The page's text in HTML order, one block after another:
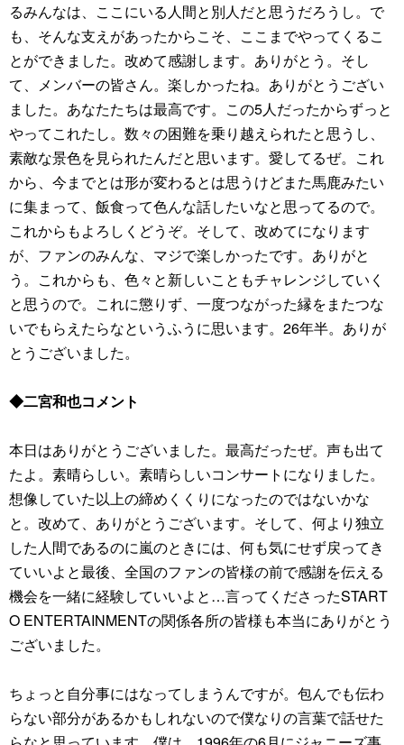
るみんなは、ここにいる人間と別人だと思うだろうし。で
も、そんな支えがあったからこそ、ここまでやってくるこ
とができました。改めて感謝します。ありがとう。そし
て、メンバーの皆さん。楽しかったね。ありがとうござい
ました。あなたたちは最高です。この5人だったからずっと
やってこれたし。数々の困難を乗り越えられたと思うし、
素敵な景色を見られたんだと思います。愛してるぜ。これ
から、今までとは形が変わるとは思うけどまた馬鹿みたい
に集まって、飯食って色んな話したいなと思ってるので。
これからもよろしくどうぞ。そして、改めてになります
が、ファンのみんな、マジで楽しかったです。ありがと
う。これからも、色々と新しいこともチャレンジしていく
と思うので。これに懲りず、一度つながった縁をまたつな
いでもらえたらなというふうに思います。26年半。ありが
とうございました。
◆二宮和也コメント
本日はありがとうございました。最高だったぜ。声も出て
たよ。素晴らしい。素晴らしいコンサートになりました。
想像していた以上の締めくくりになったのではないかな
と。改めて、ありがとうございます。そして、何より独立
した人間であるのに嵐のときには、何も気にせず戻ってき
ていいよと最後、全国のファンの皆様の前で感謝を伝える
機会を一緒に経験していいよと…言ってくださったSTART
O ENTERTAINMENTの関係各所の皆様も本当にありがとう
ございました。
ちょっと自分事にはなってしまうんですが。包んでも伝わ
らない部分があるかもしれないので僕なりの言葉で話せた